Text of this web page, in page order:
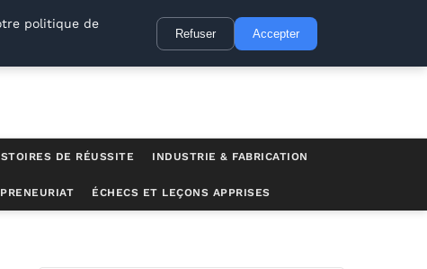
DE RÉUSSITE INDUSTRIE & FABRICATION
ÉCHECS ET LEÇONS APPRISES
politique de
Refuser Accepter